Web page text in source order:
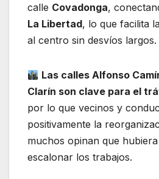
calle Covadonga,
La Libertad, lo que facilita
al centro sin desvíos largos.
Las calles Alfonso
Clarín son clave para el
por lo que vecinos y
positivamente la
muchos opinan que
escalonar los trabajos.